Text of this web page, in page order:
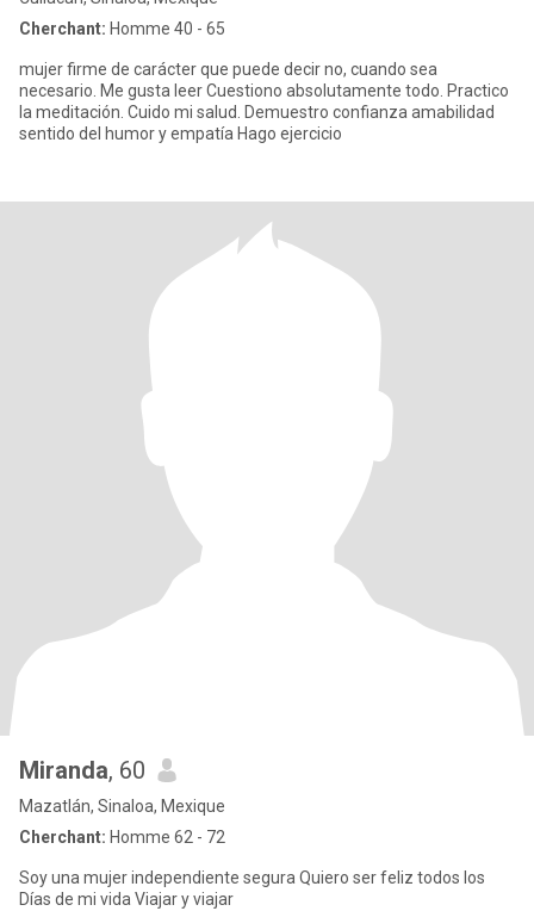
Cherchant: Homme 40 - 65
mujer firme de carácter que puede decir no, cuando sea
necesario. Me gusta leer Cuestiono absolutamente todo. Practico
la meditación. Cuido mi salud. Demuestro confianza amabilidad
sentido del humor y empatía Hago ejercicio
Miranda, 60
Mazatlán, Sinaloa, Mexique
Cherchant: Homme 62 - 72
Soy una mujer independiente segura Quiero ser feliz todos los
Días de mi vida Viajar y viajar